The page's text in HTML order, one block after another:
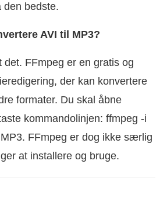
den bedste.
AVI til MP3?
det. FFmpeg er en gratis og
der kan konvertere
formater. Du skal åbne
kommandolinjen: ffmpeg -i
FFmpeg er dog ikke særlig
at installere og bruge.